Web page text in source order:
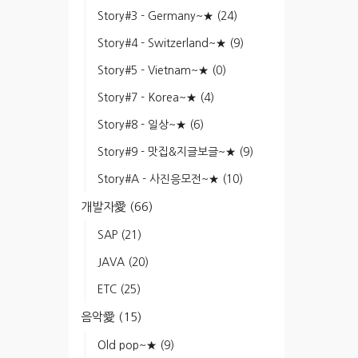
Story#3 - Germany~★ (24)
Story#4 - Switzerland~★ (9)
Story#5 - Vietnam~★ (0)
Story#7 - Korea~★ (4)
Story#8 - 일상~★ (6)
Story#9 - 맛집&지글보글~★ (9)
Story#A - 사진응모전~★ (10)
개발자愛 (66)
SAP (21)
JAVA (20)
ETC (25)
음악愛 (15)
Old pop~★ (9)